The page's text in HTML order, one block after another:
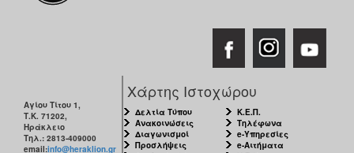
Αγίου Τίτου 1,
Τ.Κ. 71202,
Ηράκλειο
Τηλ.: 2813-409000
email:info@heraklion.gr
Χάρτης Ιστοχώρου
Δελτία Τύπου
Ανακοινώσεις
Διαγωνισμοί
Προσλήψεις
Κ.Ε.Π.
Τηλέφωνα
e-Υπηρεσίες
e-Αιτήματα